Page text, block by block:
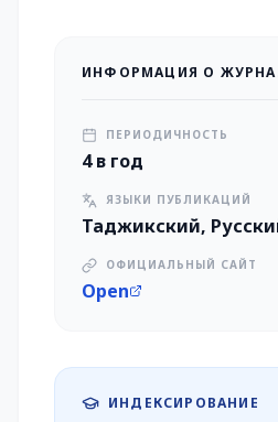
ИНФОРМАЦИЯ О
ПЕРИОДИЧНОСТЬ
4 в год
ЯЗЫКИ ПУБЛИКАЦИЙ
Таджикский,
ОФИЦИАЛЬНЫЙ САЙТ
Open
ИНДЕКСИРОВАНИЕ